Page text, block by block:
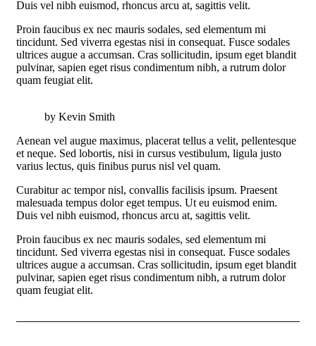
Duis vel nibh euismod, rhoncus arcu at, sagittis velit.
Proin faucibus ex nec mauris sodales, sed elementum mi
tincidunt. Sed viverra egestas nisi in consequat. Fusce sodales
ultrices augue a accumsan. Cras sollicitudin, ipsum eget blandit
pulvinar, sapien eget risus condimentum nibh, a rutrum dolor
quam feugiat elit.
by Kevin Smith
Aenean vel augue maximus, placerat tellus a velit, pellentesque
et neque. Sed lobortis, nisi in cursus vestibulum, ligula justo
varius lectus, quis finibus purus nisl vel quam.
Curabitur ac tempor nisl, convallis facilisis ipsum. Praesent
malesuada tempus dolor eget tempus. Ut eu euismod enim.
Duis vel nibh euismod, rhoncus arcu at, sagittis velit.
Proin faucibus ex nec mauris sodales, sed elementum mi
tincidunt. Sed viverra egestas nisi in consequat. Fusce sodales
ultrices augue a accumsan. Cras sollicitudin, ipsum eget blandit
pulvinar, sapien eget risus condimentum nibh, a rutrum dolor
quam feugiat elit.